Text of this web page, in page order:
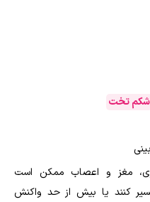
شکم تخت
مغز و اعصاب ممکن است
کنند یا بیش از حد واکنش